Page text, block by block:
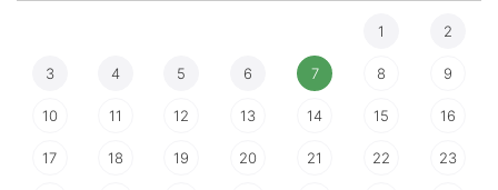
1 2
3 4 5 6 7 8 9
10 11 12 13 14 15 16
17 18 19 20 21 22 23